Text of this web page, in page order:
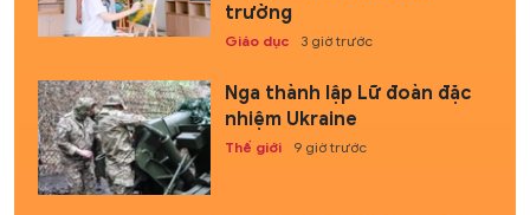
trường
Giáo dục 3 giờ trước
Nga thành lập Lữ đoàn đặc
nhiệm Ukraine
Thế giới 9 giờ trước